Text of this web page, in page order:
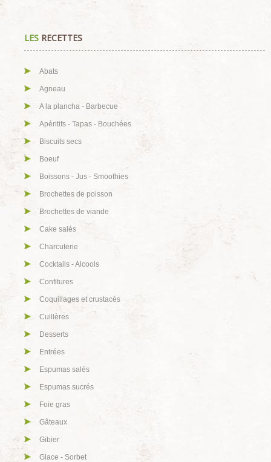
LES RECETTES
Abats
Agneau
A la plancha - Barbecue
Apéritifs - Tapas - Bouchées
Biscuits secs
Boeuf
Boissons - Jus - Smoothies
Brochettes de poisson
Brochettes de viande
Cake salés
Charcuterie
Cocktails - Alcools
Confitures
Coquillages et crustacés
Cuillères
Desserts
Entrées
Espumas salés
Espumas sucrés
Foie gras
Gâteaux
Gibier
Glace - Sorbet